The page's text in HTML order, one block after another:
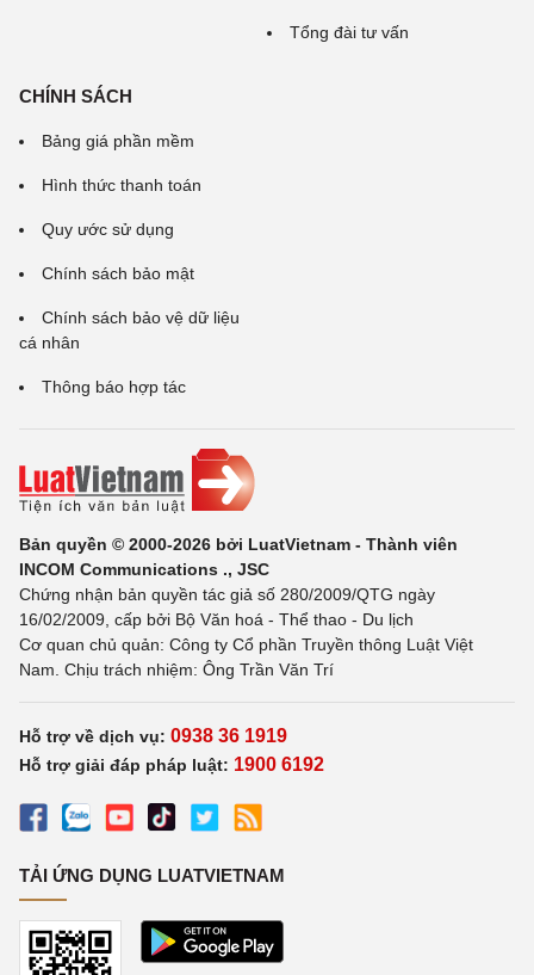
Tổng đài tư vấn
CHÍNH SÁCH
Bảng giá phần mềm
Hình thức thanh toán
Quy ước sử dụng
Chính sách bảo mật
Chính sách bảo vệ dữ liệu
cá nhân
Thông báo hợp tác
Bản quyền © 2000-2026 bởi LuatVietnam - Thành viên
INCOM Communications ., JSC
Chứng nhận bản quyền tác giả số 280/2009/QTG ngày
16/02/2009, cấp bởi Bộ Văn hoá - Thể thao - Du lịch
Cơ quan chủ quản: Công ty Cổ phần Truyền thông Luật Việt
Nam. Chịu trách nhiệm: Ông Trần Văn Trí
Hỗ trợ về dịch vụ: 0938 36 1919
Hỗ trợ giải đáp pháp luật: 1900 6192
TẢI ỨNG DỤNG LUATVIETNAM